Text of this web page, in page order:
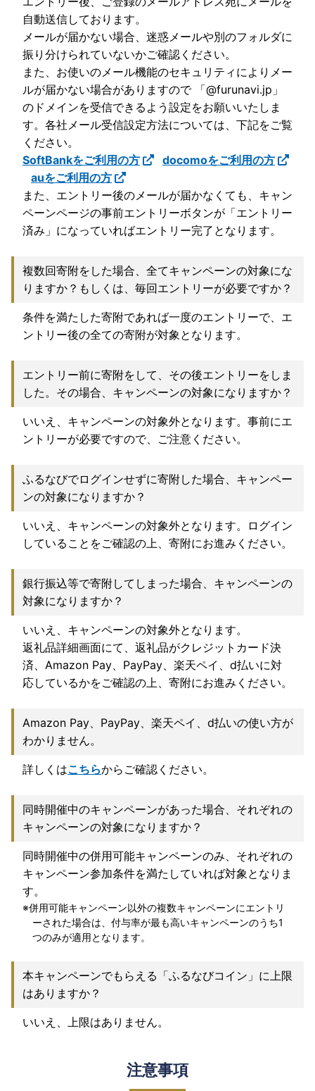
自動送信しております。
メールが届かない場合、迷惑メールや別のフォルダに
振り分けられていないかご確認ください。
また、お使いのメール機能のセキュリティによりメー
ルが届かない場合がありますので 「@furunavi.jp」
のドメインを受信できるよう設定をお願いいたしま
す。各社メール受信設定方法については、下記をご覧
ください。
SoftBankをご利用の方
docomoをご利用の方
auをご利用の方
また、エントリー後のメールが届かなくても、キャン
ペーンページの事前エントリーボタンが「エントリー
済み」になっていればエントリー完了となります。
複数回寄附をした場合、全てキャンペーンの対象にな
りますか？もしくは、毎回エントリーが必要ですか？
条件を満たした寄附であれば一度のエントリーで、エ
ントリー後の全ての寄附が対象となります。
エントリー前に寄附をして、その後エントリーをしま
した。その場合、キャンペーンの対象になりますか？
いいえ、キャンペーンの対象外となります。事前にエ
ントリーが必要ですので、ご注意ください。
ふるなびでログインせずに寄附した場合、キャンペー
ンの対象になりますか？
いいえ、キャンペーンの対象外となります。ログイン
していることをご確認の上、寄附にお進みください。
銀行振込等で寄附してしまった場合、キャンペーンの
対象になりますか？
いいえ、キャンペーンの対象外となります。
返礼品詳細画面にて、返礼品がクレジットカード決
済、Amazon Pay、PayPay、楽天ペイ、d払いに対
応しているかをご確認の上、寄附にお進みください。
Amazon Pay、PayPay、楽天ペイ、d払いの使い方が
わかりません。
詳しくはこちらからご確認ください。
同時開催中のキャンペーンがあった場合、それぞれの
キャンペーンの対象になりますか？
同時開催中の併用可能キャンペーンのみ、それぞれの
キャンペーン参加条件を満たしていれば対象となりま
す。
併用可能キャンペーン以外の複数キャンペーンにエントリ
ーされた場合は、付与率が最も高いキャンペーンのうち1
つのみが適用となります。
本キャンペーンでもらえる「ふるなびコイン」に上限
はありますか？
いいえ、上限はありません。
注意事項